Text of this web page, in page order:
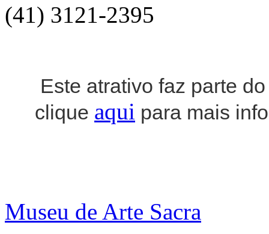
(41) 3121-2395
Este atrativo faz parte
clique aqui para mais
Museu de Arte Sacra